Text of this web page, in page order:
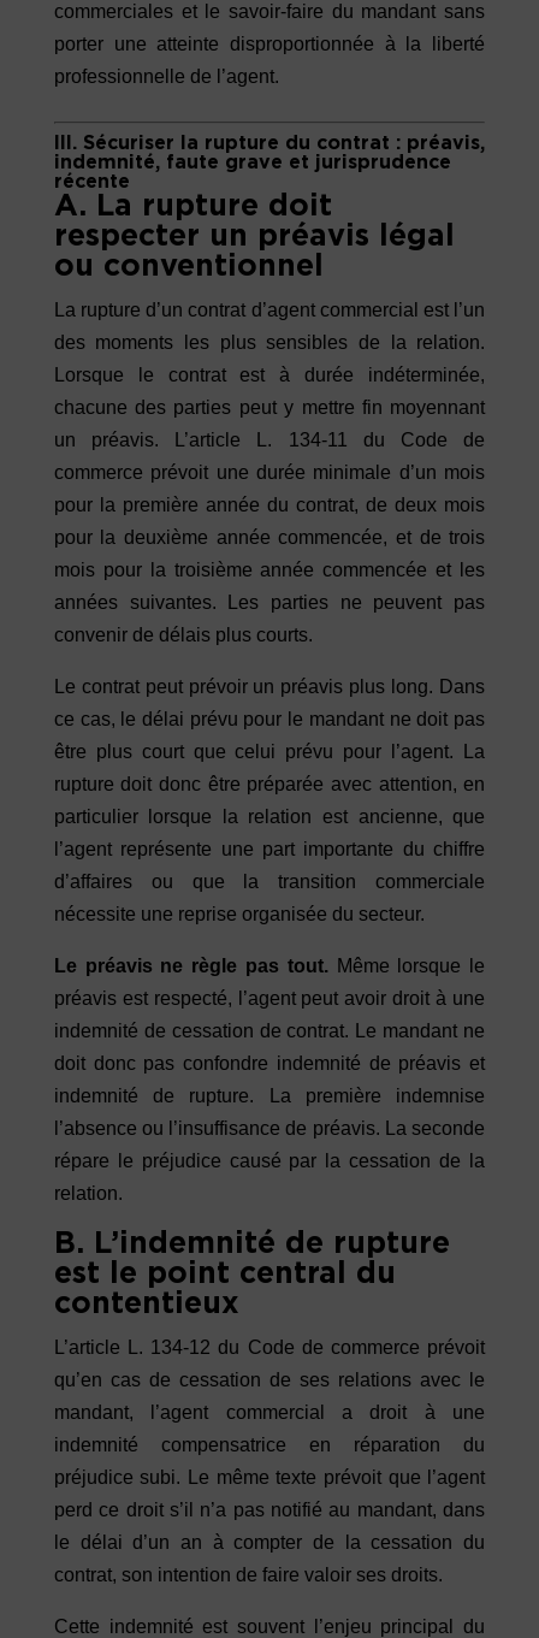
commerciales et le savoir-faire du mandant sans
porter une atteinte disproportionnée à la liberté
professionnelle de l’agent.
III. Sécuriser la rupture du contrat : préavis,
indemnité, faute grave et jurisprudence
récente
A. La rupture doit
respecter un préavis légal
ou conventionnel
La rupture d’un contrat d’agent commercial est l’un
des moments les plus sensibles de la relation.
Lorsque le contrat est à durée indéterminée,
chacune des parties peut y mettre fin moyennant
un préavis. L’article L. 134-11 du Code de
commerce prévoit une durée minimale d’un mois
pour la première année du contrat, de deux mois
pour la deuxième année commencée, et de trois
mois pour la troisième année commencée et les
années suivantes. Les parties ne peuvent pas
convenir de délais plus courts.
Le contrat peut prévoir un préavis plus long. Dans
ce cas, le délai prévu pour le mandant ne doit pas
être plus court que celui prévu pour l’agent. La
rupture doit donc être préparée avec attention, en
particulier lorsque la relation est ancienne, que
l’agent représente une part importante du chiffre
d’affaires ou que la transition commerciale
nécessite une reprise organisée du secteur.
Le préavis ne règle pas tout.Même lorsque le
préavis est respecté, l’agent peut avoir droit à une
indemnité de cessation de contrat. Le mandant ne
doit donc pas confondre indemnité de préavis et
indemnité de rupture. La première indemnise
l’absence ou l’insuffisance de préavis. La seconde
répare le préjudice causé par la cessation de la
relation.
B. L’indemnité de rupture
est le point central du
contentieux
L’article L. 134-12 du Code de commerce prévoit
qu’en cas de cessation de ses relations avec le
mandant, l’agent commercial a droit à une
indemnité compensatrice en réparation du
préjudice subi. Le même texte prévoit que l’agent
perd ce droit s’il n’a pas notifié au mandant, dans
le délai d’un an à compter de la cessation du
contrat, son intention de faire valoir ses droits.
Cette indemnité est souvent l’enjeu principal du